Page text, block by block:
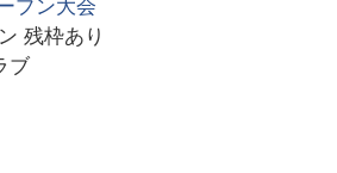
プン大会
残枠あり
ブ